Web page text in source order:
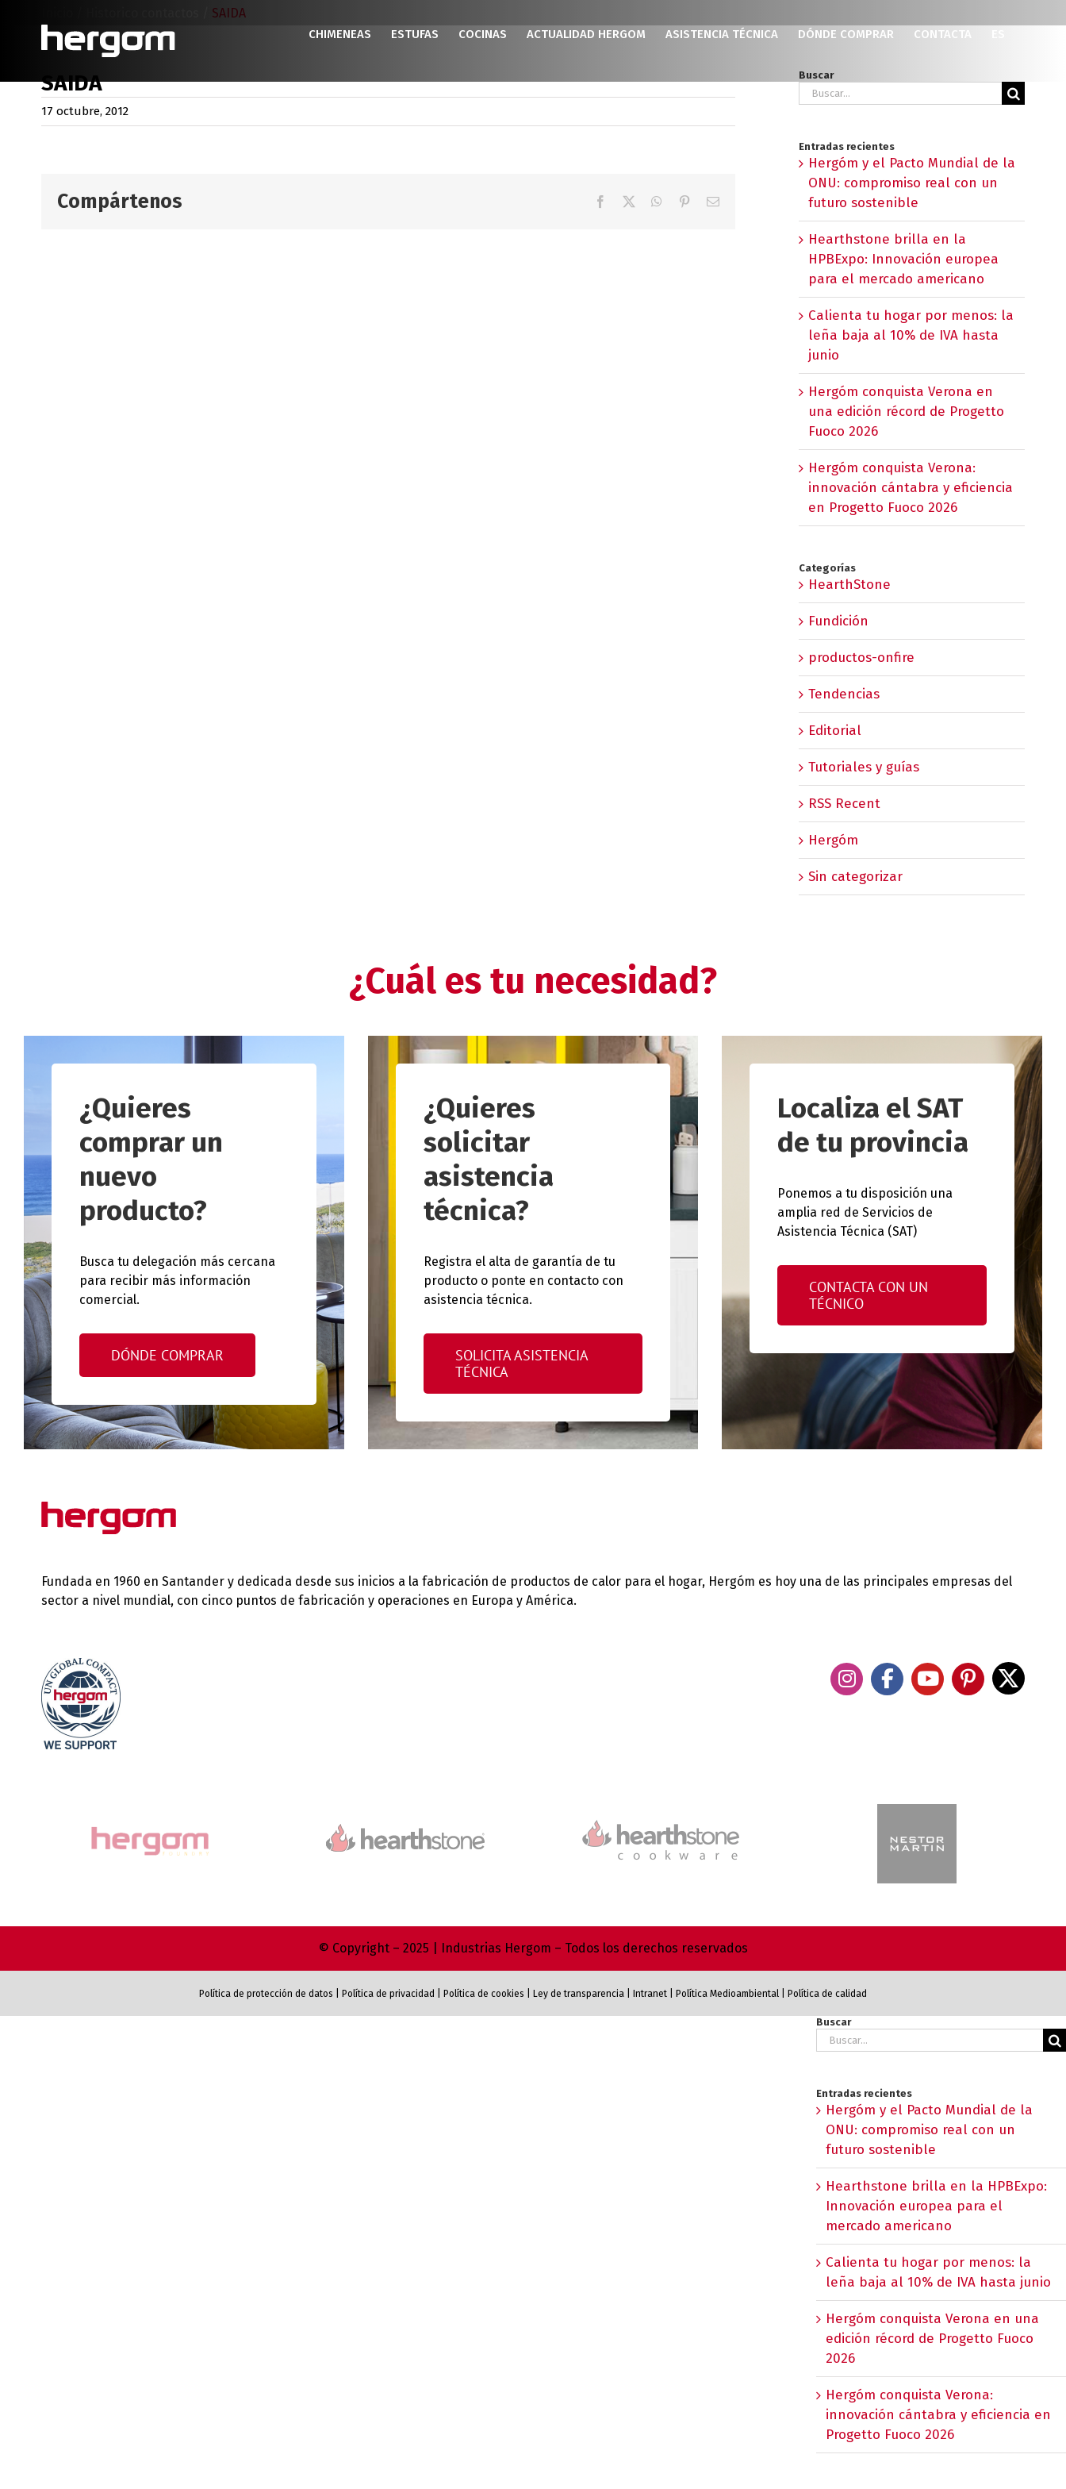
contenido
CHIMENEAS ESTUFAS COCINAS ACTUALIDAD HERGOM ASISTENCIA TÉCNICA DÓNDE COMPRAR CONTACTA
SAIDA
SAIDA
17 octubre, 2012
Compártenos Facebook WhatsApp
PinterestCorreo
Buscar
Buscar:
Entradas recientes
Hergóm y el Pacto Mundial de la
ONU: compromiso real con un
futuro sostenible
Hearthstone brilla en la
HPBExpo: Innovación europea
para el mercado americano
Calienta tu hogar por menos: la
leña baja al 10% de IVA hasta
junio
Hergóm conquista Verona en
una edición récord de Progetto
Fuoco 2026
Hergóm conquista Verona:
innovación cántabra y eficiencia
en Progetto Fuoco 2026
Categorías
HearthStone
Fundición
productos-onfire
Tendencias
Editorial
Tutoriales y guías
RSS Recent
Hergóm
Sin categorizar
¿Cuál es tu necesidad?
¿Quieres
comprar un
nuevo
producto?
Busca tu delegación más cercana
para recibir más información
comercial.
DÓNDE COMPRAR
¿Quieres
solicitar
asistencia
técnica?
Registra el alta de garantía de tu
producto o ponte en contacto con
asistencia técnica.
SOLICITA ASISTENCIA
TÉCNICA
Localiza el SAT
de tu provincia
Ponemos a tu disposición una
amplia red de Servicios de
Asistencia Técnica (SAT)
CONTACTA CON UN
TÉCNICO
Fundada en 1960 en Santander y dedicada desde sus inicios a la fabricación de productos de calor para el hogar, Hergóm es hoy una de las principales empresas del
sector a nivel mundial, con cinco puntos de fabricación y operaciones en Europa y América.
© Copyright – 2025 | Industrias Hergom – Todos los derechos reservados
Política de protección de datos Política de privacidad Política de cookies Ley de transparencia Intranet Política Medioambiental Política de calidad
Buscar
Buscar:
Entradas recientes
Hergóm y el Pacto Mundial de la
ONU: compromiso real con un
futuro sostenible
Hearthstone brilla en la HPBExpo:
Innovación europea para el
mercado americano
Calienta tu hogar por menos: la
leña baja al 10% de IVA hasta junio
Hergóm conquista Verona en una
edición récord de Progetto Fuoco
2026
Hergóm conquista Verona:
innovación cántabra y eficiencia en
Progetto Fuoco 2026